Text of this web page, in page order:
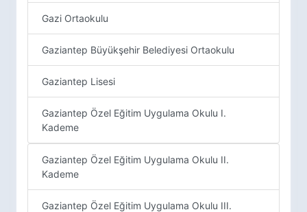
Gazi Ortaokulu
Gaziantep Büyükşehir Belediyesi Ortaokulu
Gaziantep Lisesi
Gaziantep Özel Eğitim Uygulama Okulu I.
Kademe
Gaziantep Özel Eğitim Uygulama Okulu II.
Kademe
Gaziantep Özel Eğitim Uygulama Okulu III.